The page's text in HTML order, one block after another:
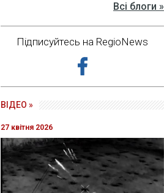
Всі блоги »
Підписуйтесь на RegioNews
ВІДЕО »
27 квітня 2026